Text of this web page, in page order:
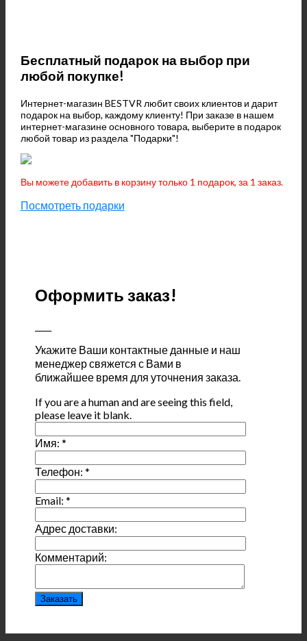
Бесплатный подарок на выбор при
любой покупке!
Интернет-магазин BESTVR любит своих клиентов и дарит
подарок на выбор, каждому клиенту! При заказе в нашем
интернет-магазине основного товара, выберите в подарок
любой товар из раздела "Подарки"!
Вы можете добавить в корзину только 1 подарок, за 1 заказ.
Посмотреть подарки
Оформить заказ!
Укажите Ваши контактные данные и наш
менеджер свяжется с Вами в
ближайшее время для уточнения заказа.
If you are a human and are seeing this field,
please leave it blank.
Имя:*
Телефон:*
Email:*
Адрес доставки:
Комментарий: